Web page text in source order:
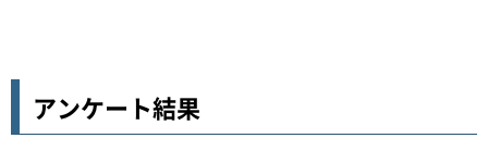
アンケート結果